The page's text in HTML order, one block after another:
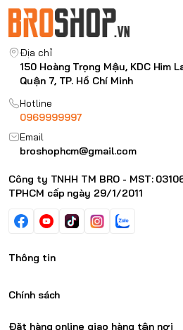
Địa chỉ
150 Hoàng Trọng Mậu, KDC Him
Quận 7, TP. Hồ Chí Minh
Hotline
0969999997
Email
broshophcm@gmail.com
Công ty TNHH TM BRO - MST:
TPHCM cấp ngày 29/1/2011
Thông tin
Chính sách
Đặt hàng online giao hàng tận nơi